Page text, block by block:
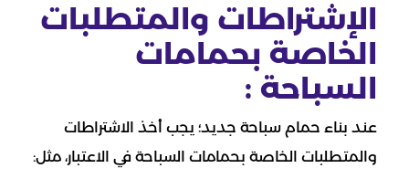
الإشتراطات والمتطلبات
الخاصة بحمامات
السباحة :
عند بناء حمام سباحة جديد؛ يجب أخذ الاشتراطات
والمتطلبات الخاصة بحمامات السباحة في الاعتبار، مثل: